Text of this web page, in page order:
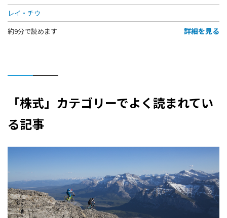
レイ・チウ
約9分で読めます
詳細を見る
「株式」カテゴリーでよく読まれてい
る記事